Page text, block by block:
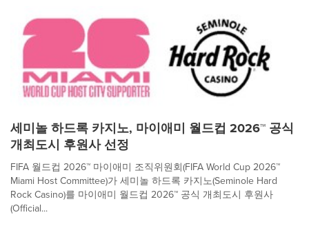
세미놀 하드록 카지노, 마이애미 월드컵 2026™ 공식
개최도시 후원사 선정
FIFA 월드컵 2026™ 마이애미 조직위원회(FIFA World Cup 2026™
Miami Host Committee)가 세미놀 하드록 카지노(Seminole Hard
Rock Casino)를 마이애미 월드컵 2026™ 공식 개최도시 후원사
(Official...